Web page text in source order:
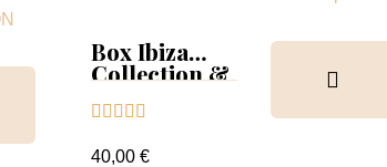
Box Ibiza
Collection &
    
40,00 €